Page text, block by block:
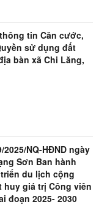
tin Căn cước,
sử dụng đất
bàn xã Chi Lăng,
NQ-HĐND ngày
Sơn Ban hành
du lịch cộng
giá trị Công viên
đoạn 2025- 2030